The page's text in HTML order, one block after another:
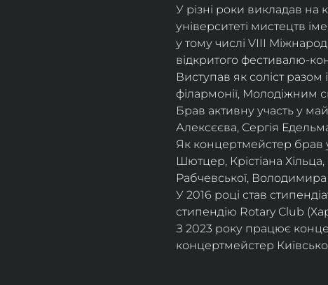
У різні роки викладав на
університеті мистецтв
у тому числі VIII
відкритого фестивалю-
Виступав як соліст
філармонії, Молодіжним
Брав активну участь у
Алексєєва, Сергія
Як концертмейстер брав
Шютцер, Крістіана
Рабчевської,
У 2016 році став
стипендію Rotary Club
З 2023 року працює
концертмейстер